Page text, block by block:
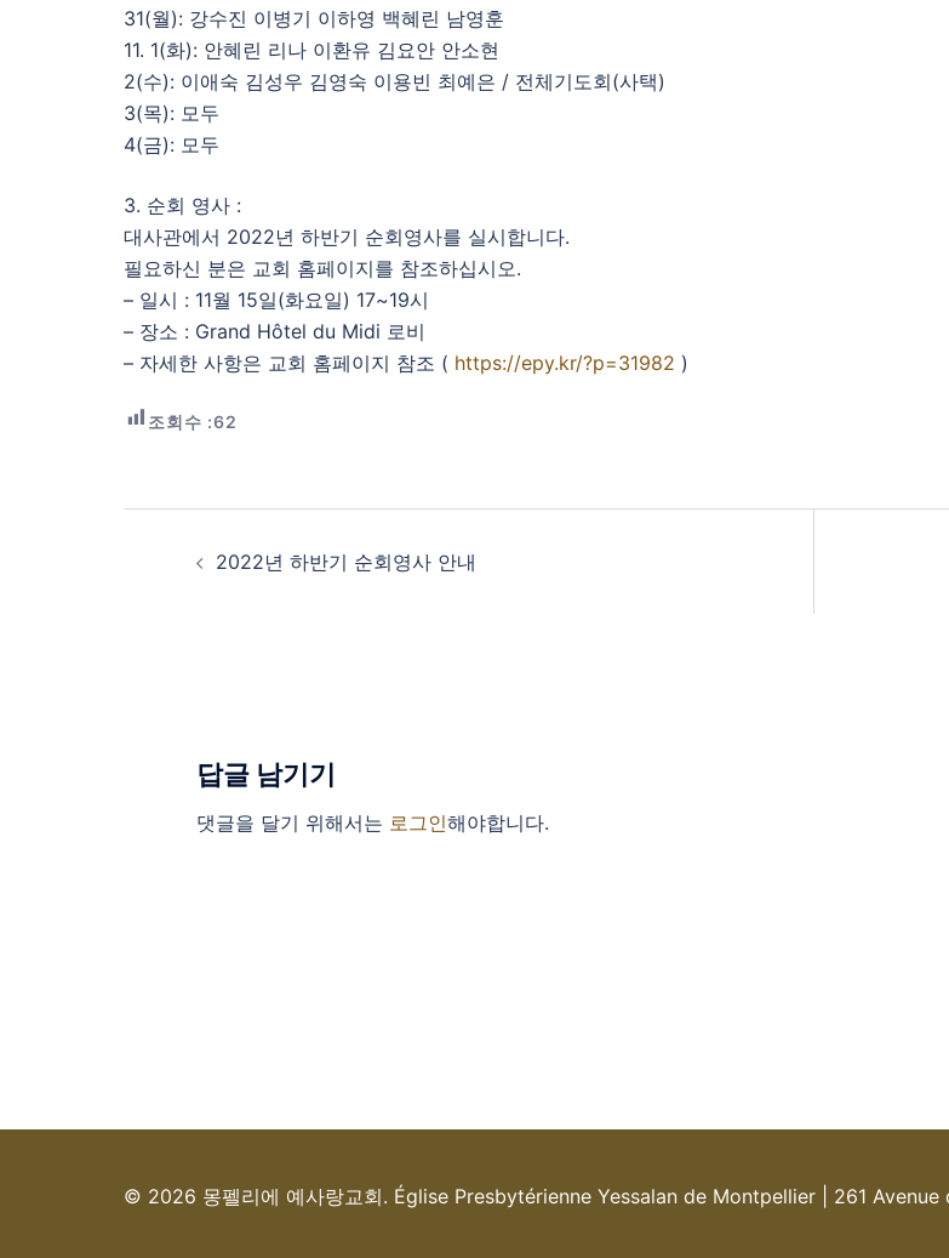
31(월): 강수진 이병기 이하영 백혜린 남영훈
11. 1(화): 안혜린 리나 이환유 김요안 안소현
2(수): 이애숙 김성우 김영숙 이용빈 최예은 / 전체기도회(사택)
3(목): 모두
4(금): 모두
3. 순회 영사 :
대사관에서 2022년 하반기 순회영사를 실시합니다.
필요하신 분은 교회 홈페이지를 참조하십시오.
– 일시 : 11월 15일(화요일) 17~19시
– 장소 : Grand Hôtel du Midi 로비
– 자세한 사항은 교회 홈페이지 참조 ( https://epy.kr/?p=31982 )
조회수 :62
Post
navigation
2022년 하반기 순회영사 안내
답글 남기기
댓글을 달기 위해서는 로그인해야합니다.
© 2026 몽펠리에 예사랑교회. Église Presbytérienne Yessalan de Montpellier | 261